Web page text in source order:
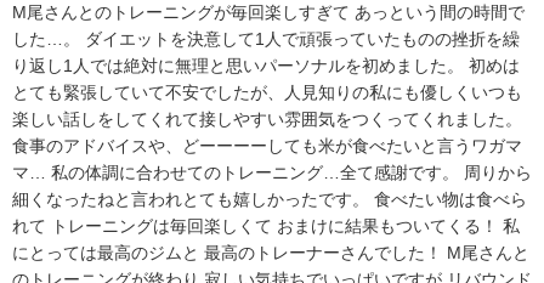
M尾さんとのトレーニングが毎回楽しすぎて あっという間の時間で
した…。 ダイエットを決意して1人で頑張っていたものの挫折を繰
り返し1人では絶対に無理と思いパーソナルを初めました。 初めは
とても緊張していて不安でしたが、人見知りの私にも優しくいつも
楽しい話しをしてくれて接しやすい雰囲気をつくってくれました。
食事のアドバイスや、どーーーーしても米が食べたいと言うワガマ
マ… 私の体調に合わせてのトレーニング…全て感謝です。 周りから
細くなったねと言われとても嬉しかったです。 食べたい物は食べら
れて トレーニングは毎回楽しくて おまけに結果もついてくる！ 私
にとっては最高のジムと 最高のトレーナーさんでした！ M尾さんと
のトレーニングが終わり 寂しい気持ちでいっぱいですが リバウンド